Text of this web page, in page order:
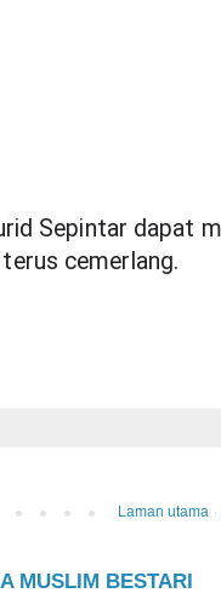
Sepintar dapat
cemerlang.
Laman utama
MUSLIM BESTARI